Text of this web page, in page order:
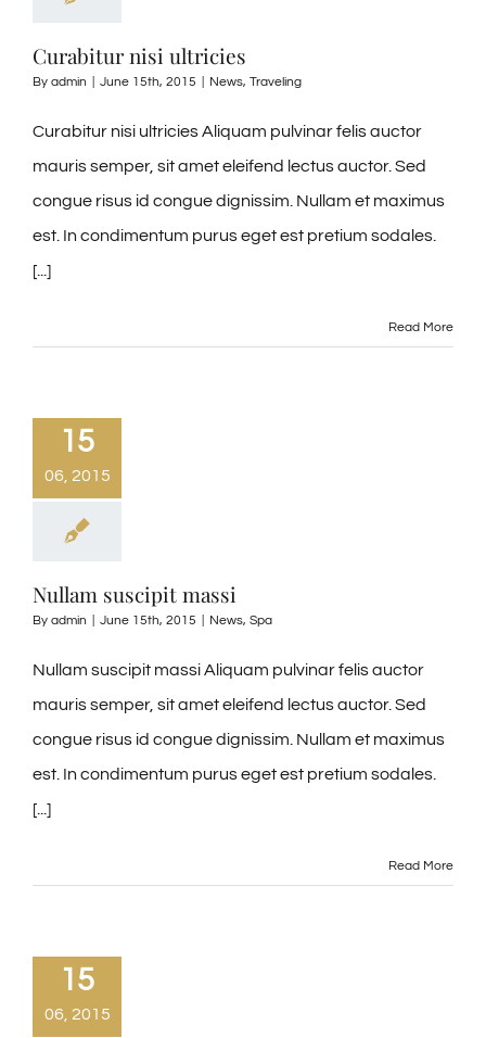
Curabitur nisi ultricies
By admin June 15th, 2015 News, Traveling
Curabitur nisi ultricies Aliquam pulvinar felis auctor
mauris semper, sit amet eleifend lectus auctor. Sed
congue risus id congue dignissim. Nullam et maximus
est. In condimentum purus eget est pretium sodales.
[...]
Read More
15
06, 2015
Nullam suscipit massi
By admin June 15th, 2015 News, Spa
Nullam suscipit massi Aliquam pulvinar felis auctor
mauris semper, sit amet eleifend lectus auctor. Sed
congue risus id congue dignissim. Nullam et maximus
est. In condimentum purus eget est pretium sodales.
[...]
Read More
15
06, 2015